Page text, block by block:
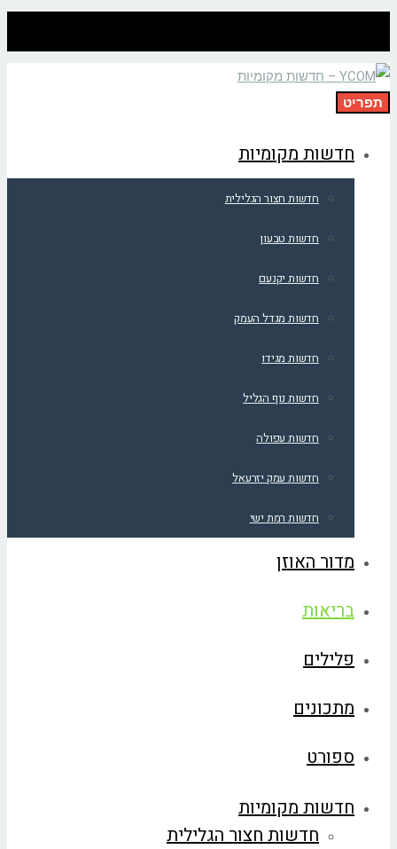
תפריט
חדשות מקומיות
חדשות חצור הגלילית
חדשות טבעון
חדשות יקנעם
חדשות מגדל העמק
חדשות מגידו
חדשות נוף הגליל
חדשות עפולה
חדשות עמק יזרעאל
חדשות רמת ישי
מדור האוזן
בריאות
פלילים
מתכונים
ספורט
חדשות מקומיות
חדשות חצור הגלילית